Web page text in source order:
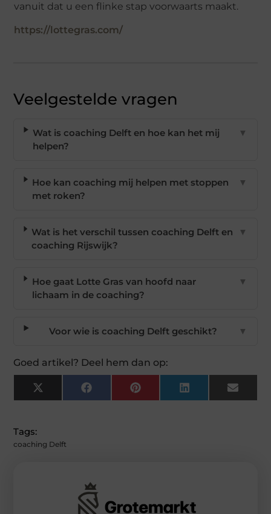
vanuit dat u een flinke stap voorwaarts maakt.
https://lottegras.com/
Veelgestelde vragen
Wat is coaching Delft en hoe kan het mij
helpen?
▼
Hoe kan coaching mij helpen met stoppen
met roken?
▼
Wat is het verschil tussen coaching Delft en
coaching Rijswijk?
▼
Hoe gaat Lotte Gras van hoofd naar
lichaam in de coaching?
▼
Voor wie is coaching Delft geschikt? ▼
Goed artikel? Deel hem dan op:
X
(Twitter)
FacebookPinterest LinkedIn Email
Tags:
coaching Delft